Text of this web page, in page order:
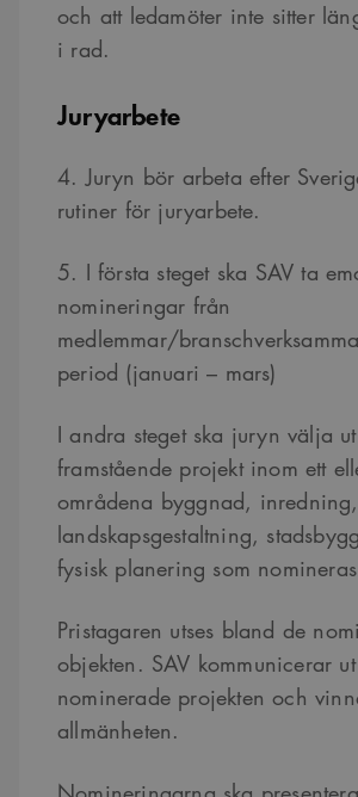
och att ledamöter inte sitter
i rad.
Juryarbete
4. Juryn bör arbeta efter
rutiner för juryarbete.
5. I första steget ska SAV ta
nomineringar från
medlemmar/
period (januari – mars)
I andra steget ska juryn välja
framstående projekt inom ett
områdena byggnad,
landskapsgestaltning,
fysisk planering som
Pristagaren utses bland de
objekten. SAV kommunicerar
nominerade projekten och
allmänheten.